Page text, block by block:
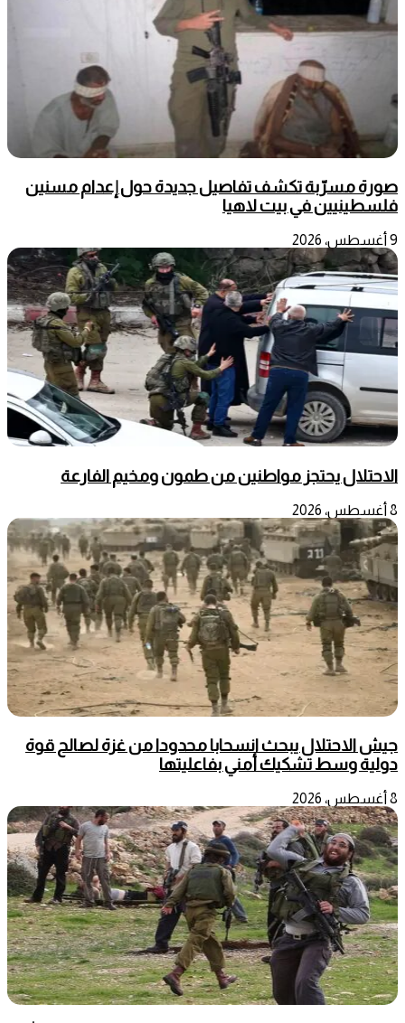
صورة مسرّبة تكشف تفاصيل جديدة حول إعدام مسنين
فلسطينيين في بيت لاهيا
9 أغسطس، 2026
الاحتلال يحتجز مواطنين من طمون ومخيم الفارعة
8 أغسطس، 2026
جيش الاحتلال يبحث انسحابا محدودا من غزة لصالح قوة
دولية وسط تشكيك أمني بفاعليتها
8 أغسطس، 2026